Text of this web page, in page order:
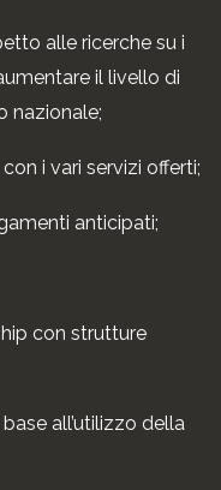
alle ricerche su i
il livello di
nazionale;
i vari servizi offerti;
anticipati;
con strutture
all’utilizzo della